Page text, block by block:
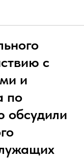
с
и
по
обсудили